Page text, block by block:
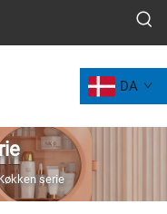
DA
serie